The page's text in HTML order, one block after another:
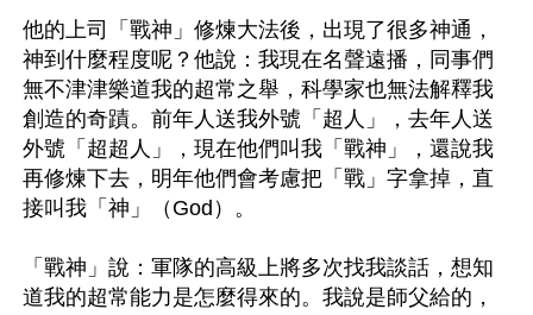
他的上司「戰神」修煉大法後，出現了很多神通，
神到什麼程度呢？他說：我現在名聲遠播，同事們
無不津津樂道我的超常之舉，科學家也無法解釋我
創造的奇蹟。前年人送我外號「超人」，去年人送
外號「超超人」，現在他們叫我「戰神」，還說我
再修煉下去，明年他們會考慮把「戰」字拿掉，直
接叫我「神」（God）。
「戰神」說：軍隊的高級上將多次找我談話，想知
道我的超常能力是怎麼得來的。我說是師父給的，